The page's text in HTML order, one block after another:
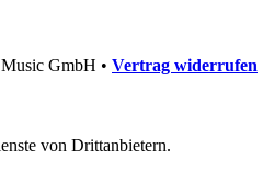
GmbH • Vertrag widerrufen
von Drittanbietern.